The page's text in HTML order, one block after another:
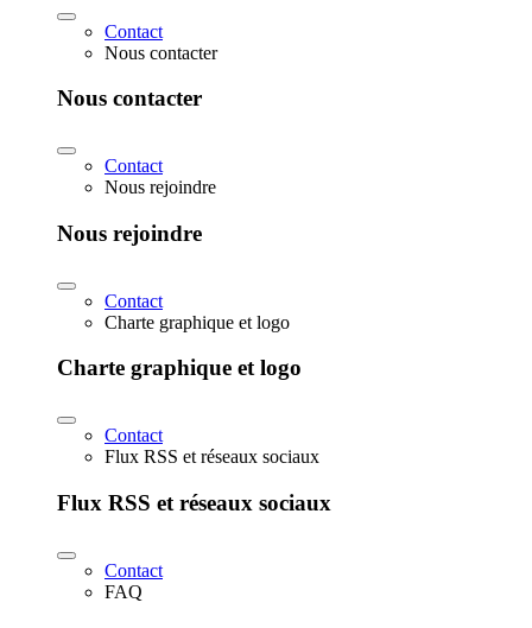
Contact
Nous contacter
Nous contacter
Contact
Nous rejoindre
Nous rejoindre
Contact
Charte graphique et logo
Charte graphique et logo
Contact
Flux RSS et réseaux sociaux
Flux RSS et réseaux sociaux
Contact
FAQ